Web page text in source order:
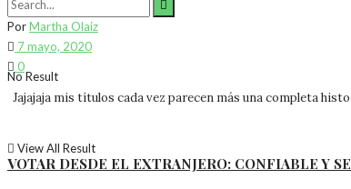
No Result
View All Result
PorMartha Olaiz
7 mayo, 2020
0
Jajajaja mis títulos cada vez parecen más una completa
VOTAR DESDE EL EXTRANJERO: CONFIABLE Y